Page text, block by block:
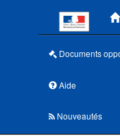
Documents
Aide
Nouveautés